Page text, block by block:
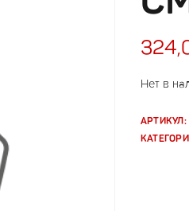
Нет в
АРТИКУЛ: